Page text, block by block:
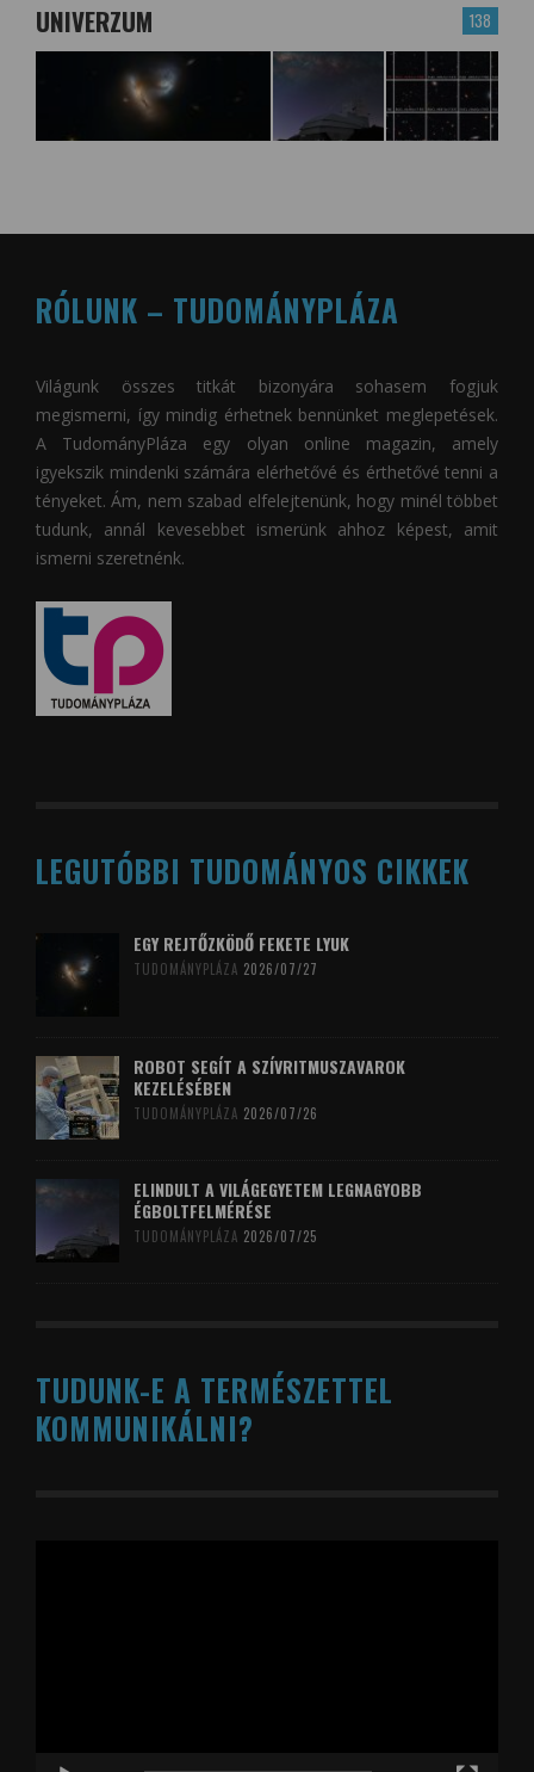
138
UNIVERZUM
RÓLUNK – TUDOMÁNYPLÁZA
Világunk összes titkát bizonyára sohasem fogjuk
megismerni, így mindig érhetnek bennünket meglepetések.
A TudományPláza egy olyan online magazin, amely
igyekszik mindenki számára elérhetővé és érthetővé tenni a
tényeket. Ám, nem szabad elfelejtenünk, hogy minél többet
tudunk, annál kevesebbet ismerünk ahhoz képest, amit
ismerni szeretnénk.
LEGUTÓBBI TUDOMÁNYOS CIKKEK
EGY REJTŐZKÖDŐ FEKETE LYUK
TUDOMÁNYPLÁZA 2026/07/27
ROBOT SEGÍT A SZÍVRITMUSZAVAROK
KEZELÉSÉBEN
TUDOMÁNYPLÁZA 2026/07/26
ELINDULT A VILÁGEGYETEM LEGNAGYOBB
ÉGBOLTFELMÉRÉSE
TUDOMÁNYPLÁZA 2026/07/25
TUDUNK-E A TERMÉSZETTEL
KOMMUNIKÁLNI?